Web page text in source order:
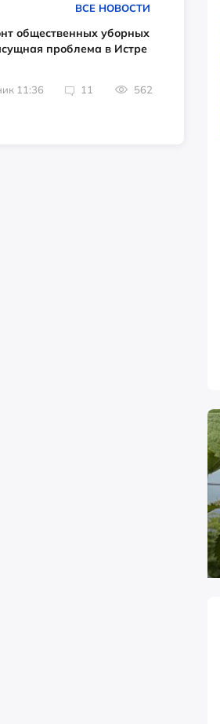
ВСЕ НОВОСТИ
общественных уборных
проблема в Истре
11:36 11 562